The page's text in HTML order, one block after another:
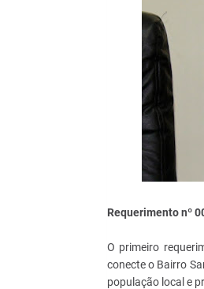
Requerimento nº
O primeiro
conecte o Bairro
população local e